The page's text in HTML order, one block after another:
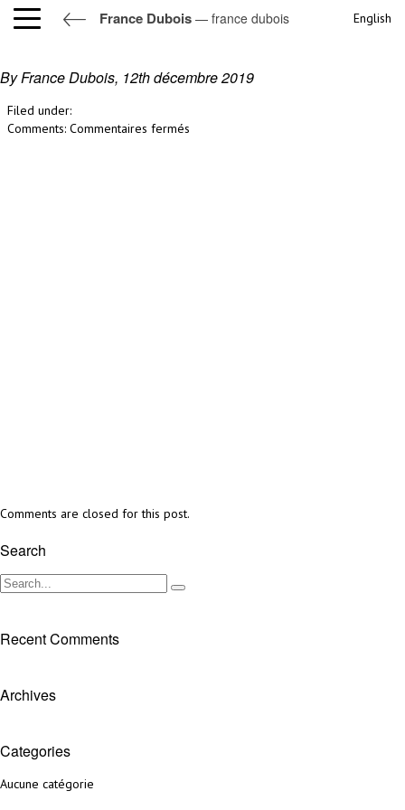
France Dubois — france dubois English
france dubois
By France Dubois, 12th décembre 2019
Filed under:
Comments: Commentaires fermés
Comments are closed for this post.
Search
Recent Comments
Archives
Categories
Aucune catégorie